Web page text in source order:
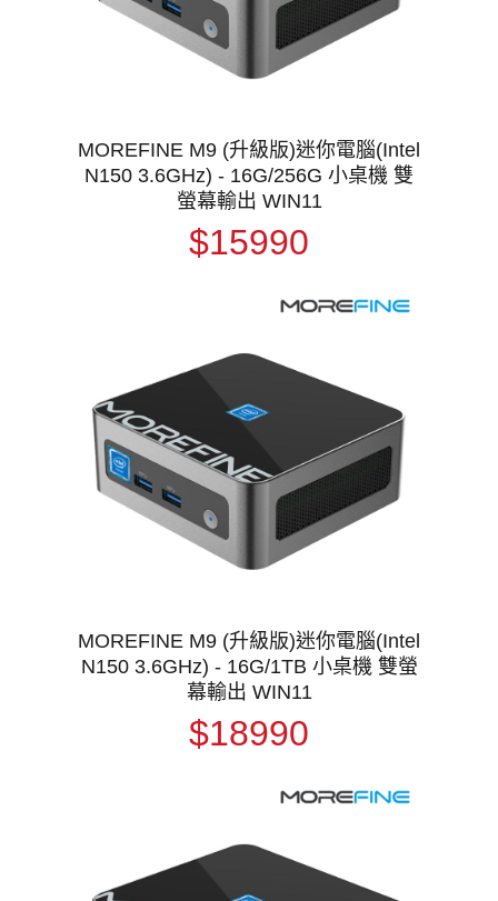
MOREFINE M9 (升級版)迷你電腦(Intel
N150 3.6GHz) - 16G/256G 小桌機 雙
螢幕輸出 WIN11
$15990
MOREFINE M9 (升級版)迷你電腦(Intel
N150 3.6GHz) - 16G/1TB 小桌機 雙螢
幕輸出 WIN11
$18990